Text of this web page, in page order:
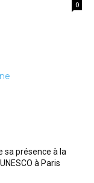
0
sa présence à la
à Paris